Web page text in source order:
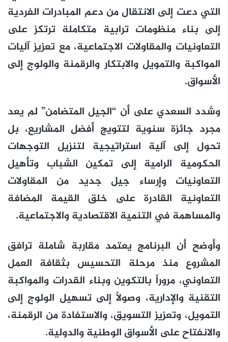
التي دعت إلى الانتقال من دعم المبادرات الفردية
إلى بناء منظومات ترابية متكاملة ترتكز على
التعاونيات والمقاولات الاجتماعية، مع تعزيز آليات
المواكبة والتمويل والابتكار والرقمنة والولوج إلى
الأسواق.
وشدد السعدي على أن “الجيل المتضامن” لم يعد
مجرد جائزة سنوية لتتويج أفضل المشاريع، بل
تحول إلى آلية استراتيجية لتنزيل التوجهات
الحكومية الرامية إلى تمكين الشباب وتأهيل
التعاونيات وإرساء جيل جديد من المقاولات
التعاونية القادرة على خلق القيمة المضافة
والمساهمة في التنمية الاقتصادية والاجتماعية.
وأوضح أن البرنامج يعتمد مقاربة شاملة ترافق
المشروع منذ مرحلة التحسيس بثقافة العمل
التعاوني، مروراً بالتكوين وبناء القدرات والمواكبة
التقنية والإدارية، وصولاً إلى تسهيل الولوج إلى
التمويل، وتعزيز التسويق، والاستفادة من الرقمنة،
والانفتاح على الأسواق الوطنية والدولية.